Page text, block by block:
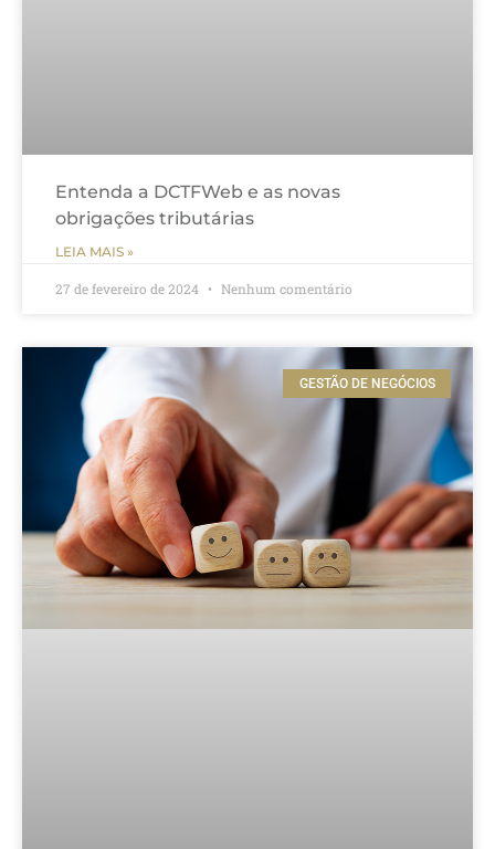
Entenda a DCTFWeb e as novas
obrigações tributárias
LEIA MAIS »
27 de fevereiro de 2024 Nenhum comentário
GESTÃO DE NEGÓCIOS